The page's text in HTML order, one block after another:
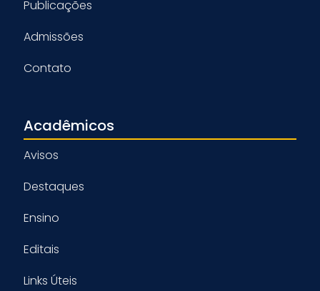
Publicações
Admissões
Contato
Acadêmicos
Avisos
Destaques
Ensino
Editais
Links Úteis